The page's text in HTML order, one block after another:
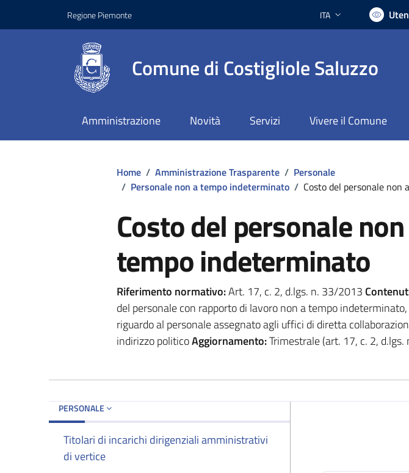
Regione Piemonte Lingua attiva:
ITA
Comune di Costigliole Saluzzo
Amministrazione Novità Servizi Vivere il Comune
Home / Amministrazione Trasparente / Personale
/ Personale non a tempo indeterminato / Costo del personale
Costo del personale
tempo indeterminato
Riferimento normativo:Art. 17, c. 2, d.lgs. n. 33/2013
del personale con rapporto di lavoro non a tempo
riguardo al personale assegnato agli uffici di diretta
indirizzo politicoAggiornamento:Trimestrale (art. 17, c. 2,
PERSONALE
Titolari di incarichi dirigenziali amministrativi
di vertice